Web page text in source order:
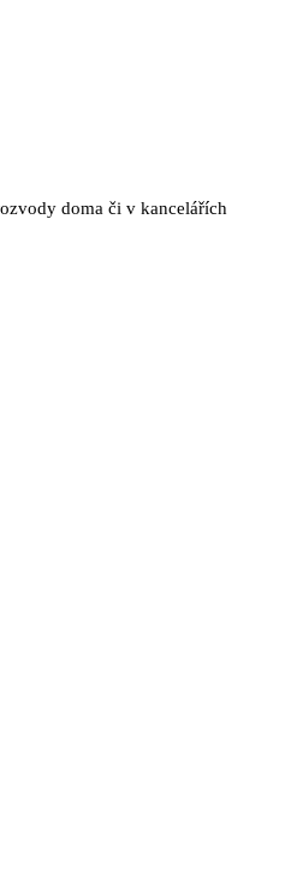
doma či v kancelářích